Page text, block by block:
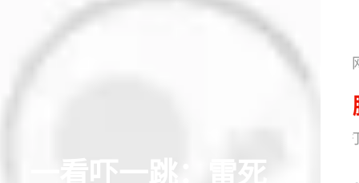
一看吓一跳：雷死
网易搜